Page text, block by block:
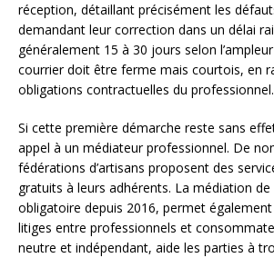
réception, détaillant précisément les
demandant leur correction dans un délai
généralement 15 à 30 jours selon
courrier doit être ferme mais courtois, en
obligations contractuelles du professionnel.
Si cette première démarche reste sans
appel à un médiateur professionnel. De
fédérations d’artisans proposent des
gratuits à leurs adhérents. La médiation
obligatoire depuis 2016, permet
litiges entre professionnels et
neutre et indépendant, aide les parties à